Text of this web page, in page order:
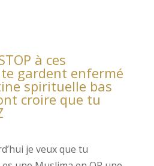
à ces
gardent enfermé
spirituelle bas
croire que tu
je veux que tu